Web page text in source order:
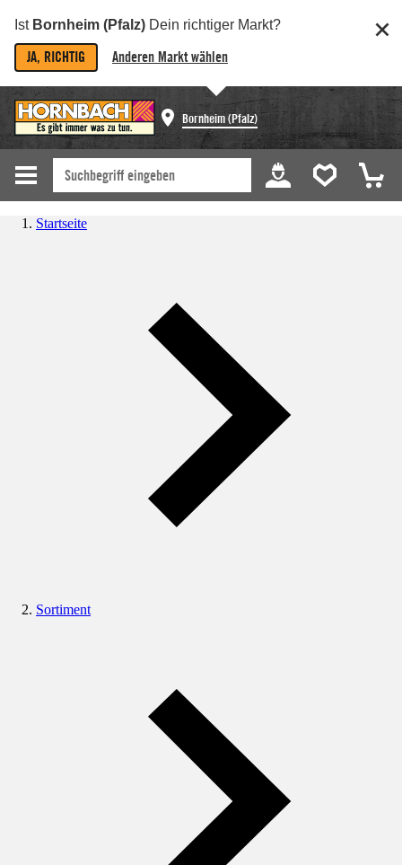
Ist Bornheim (Pfalz) Dein richtiger Markt?
JA, RICHTIG Anderen Markt wählen
Bornheim (Pfalz)
Startseite
Sortiment